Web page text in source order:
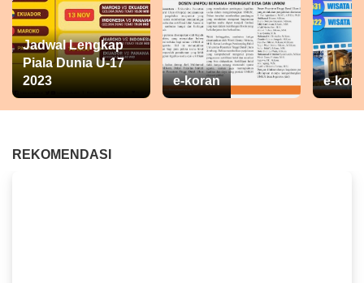
Jadwal Lengkap
Piala Dunia U-17
2023
e-koran e-
REKOMENDASI